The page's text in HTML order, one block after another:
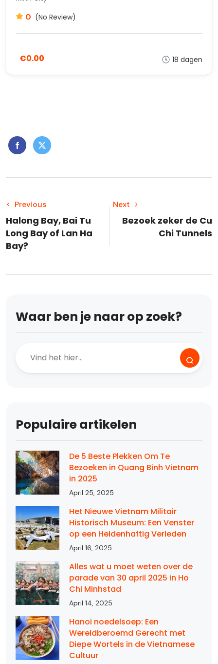
0 (No Review)
€0.00 18 dagen
Previous
Halong Bay, Bai Tu
Long Bay of Lan Ha
Bay?
Next
Bezoek zeker de Cu
Chi Tunnels
Waar ben je naar op zoek?
Populaire artikelen
De 5 Beste Plekken Om Te
Bezoeken in Quang Binh Vietnam
in 2025
April 25, 2025
Het Nieuwe Vietnam Militair
Historisch Museum: Een Venster
op een Heldenhaftig Verleden
April 16, 2025
Alles wat u moet weten over de
parade van 30 april 2025 in Ho
Chi Minhstad
April 14, 2025
Hanoi noedelsoep: Een
Wereldberoemd Gerecht met
Diepe Wortels in de Vietnamese
Cultuur